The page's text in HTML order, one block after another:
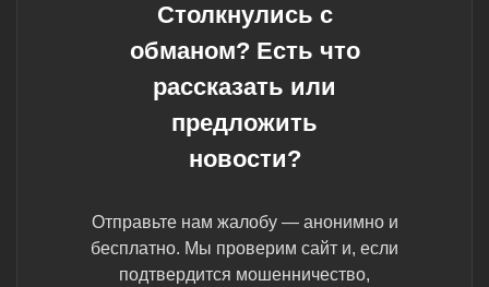
Столкнулись с
обманом? Есть что
рассказать или
предложить
новости?
Отправьте нам жалобу — анонимно и
бесплатно. Мы проверим сайт и, если
подтвердится мошенничество,